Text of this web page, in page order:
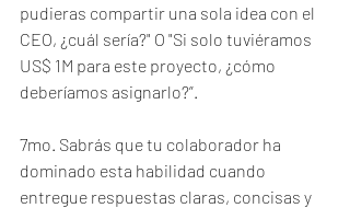
pudieras compartir una sola idea con el
CEO, ¿cuál sería?" O "Si solo tuviéramos
US$ 1M para este proyecto, ¿cómo
deberíamos asignarlo?”.
7mo. Sabrás que tu colaborador ha
dominado esta habilidad cuando
entregue respuestas claras, concisas y